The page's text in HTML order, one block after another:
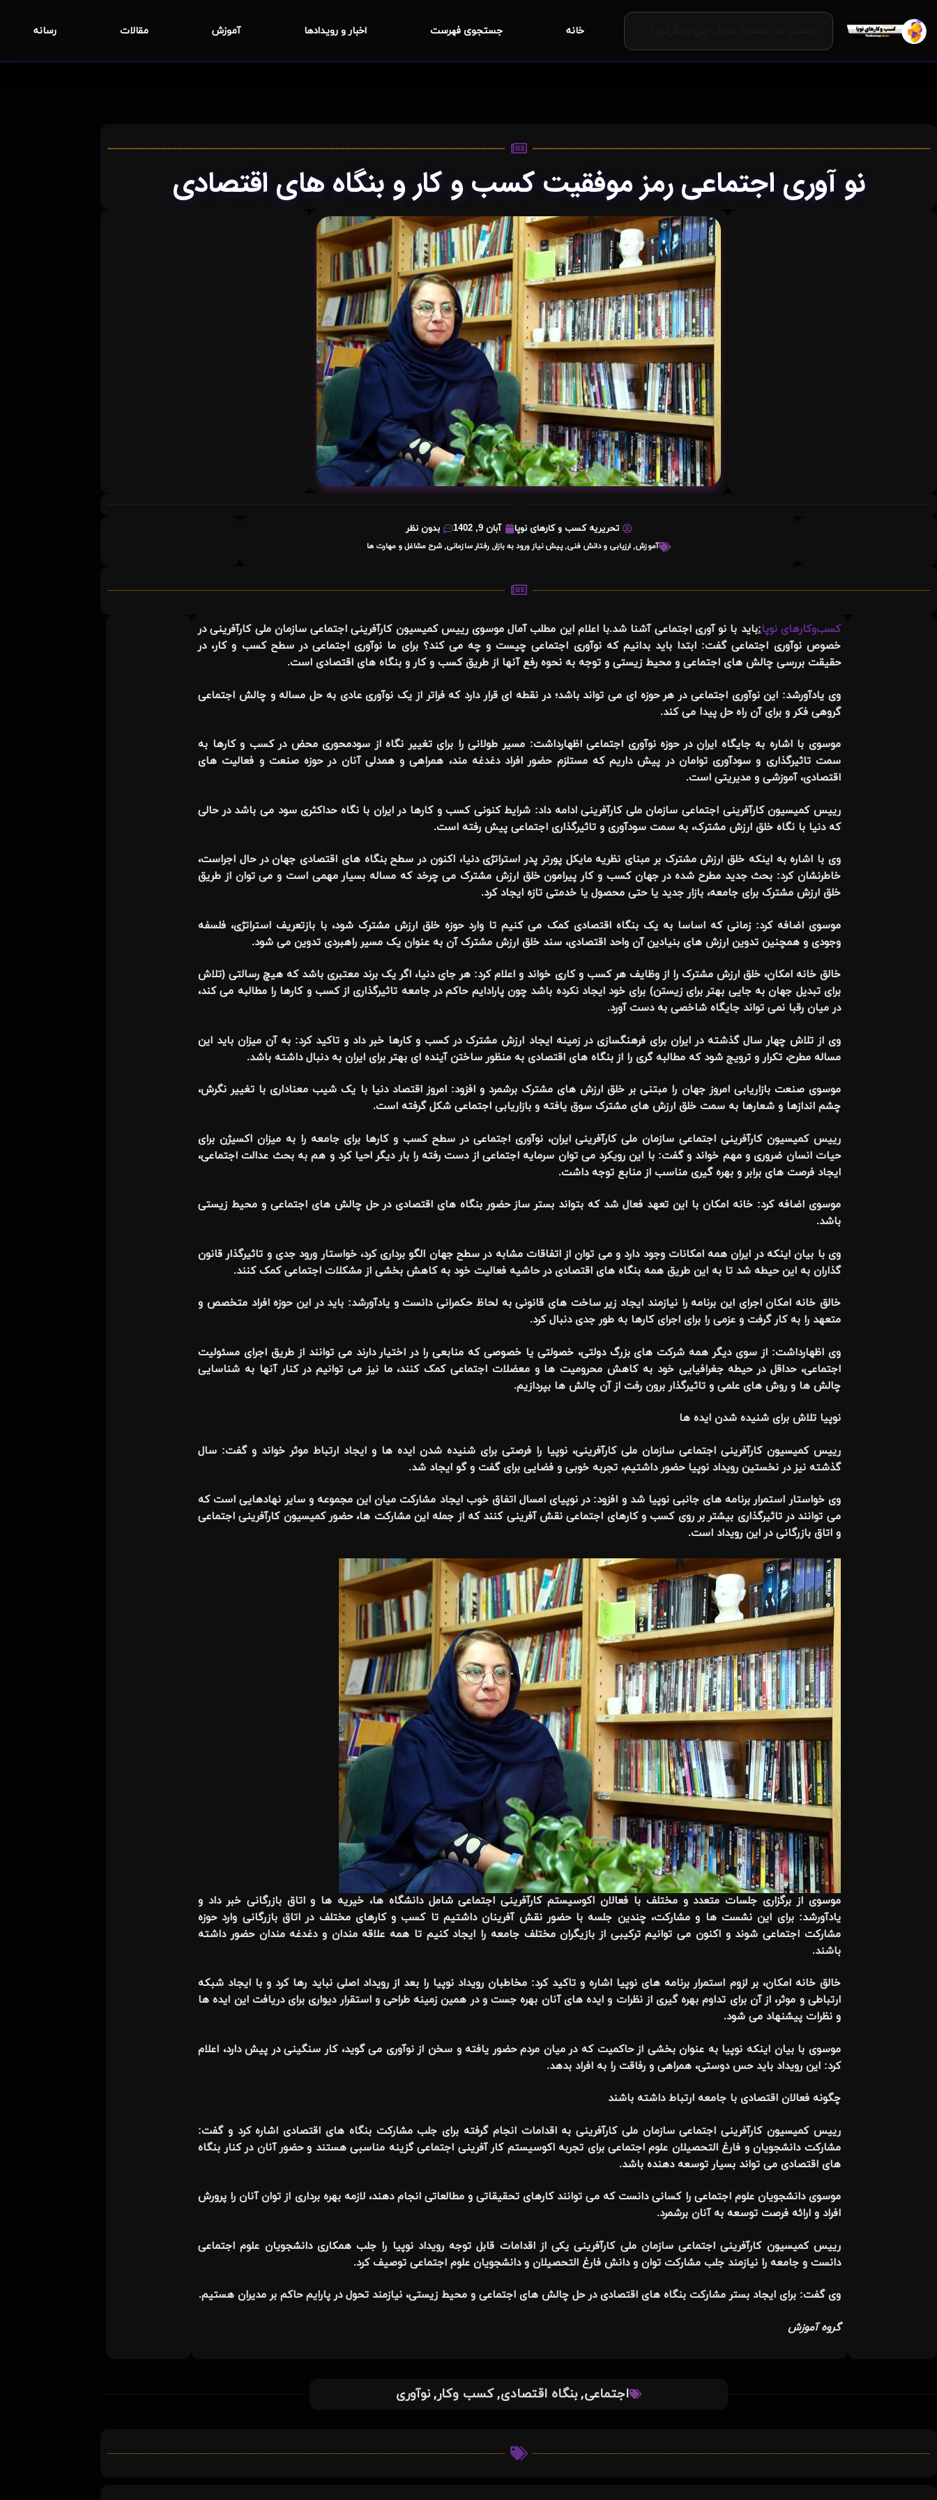
خانه جستجوی فهرست اخبار و رویدادها آموزش مقالات رسانه
نو آوری اجتماعی رمز موفقیت کسب و کار و بنگاه های اقتصادی
تحریریه کسب و کارهای نوپا آبان 9, 1402 بدون نظر
آموزش,ارزیابی و دانش فنی,پیش نیاز ورود به بازار,رفتار سازمانی,شرح مشاغل و مهارت ها
کسب‌وکارهای نوپا:باید با نو آوری اجتماعی آشنا شد.با اعلام این مطلب آمال موسوی رییس کمیسیون کارآفرینی اجتماعی سازمان ملی کارآفرینی در
خصوص نوآوری اجتماعی گفت: ابتدا باید بدانیم که نوآوری اجتماعی چیست و چه می کند؟ برای ما نوآوری اجتماعی در سطح کسب و کار، در
حقیقت بررسی چالش های اجتماعی و محیط زیستی و توجه به نحوه رفع آنها از طریق کسب و کار و بنگاه های اقتصادی است.
وی یادآورشد: این نوآوری اجتماعی در هر حوزه ای می تواند باشد؛ در نقطه ای قرار دارد که فراتر از یک نوآوری عادی به حل مساله و چالش اجتماعی
گروهی فکر و برای آن راه حل پیدا می کند.
موسوی با اشاره به جایگاه ایران در حوزه نوآوری اجتماعی اظهارداشت: مسیر طولانی را برای تغییر نگاه از سودمحوری محض در کسب و کارها به
سمت تاثیرگذاری و سودآوری توامان در پیش داریم که مستلزم حضور افراد دغدغه مند، همراهی و همدلی آنان در حوزه صنعت و فعالیت های
اقتصادی، آموزشی و مدیریتی است.
رییس کمیسیون کارآفرینی اجتماعی سازمان ملی کارآفرینی ادامه داد: شرایط کنونی کسب و کارها در ایران با نگاه حداکثری سود می باشد در حالی
که دنیا با نگاه خلق ارزش مشترک، به سمت سودآوری و تاثیرگذاری اجتماعی پیش رفته است.
وی با اشاره به اینکه خلق ارزش مشترک بر مبنای نظریه مایکل پورتر پدر استراتژی دنیا، اکنون در سطح بنگاه های اقتصادی جهان در حال اجراست،
خاطرنشان کرد: بحث جدید مطرح شده در جهان کسب و کار پیرامون خلق ارزش مشترک می چرخد که مساله بسیار مهمی است و می توان از طریق
خلق ارزش مشترک برای جامعه، بازار جدید یا حتی محصول یا خدمتی تازه ایجاد کرد.
موسوی اضافه کرد: زمانی که اساسا به یک بنگاه اقتصادی کمک می کنیم تا وارد حوزه خلق ارزش مشترک شود، با بازتعریف استراتژی، فلسفه
وجودی و همچنین تدوین ارزش های بنیادین آن واحد اقتصادی، سند خلق ارزش مشترک آن به عنوان یک مسیر راهبردی تدوین می شود.
خالق خانه امکان، خلق ارزش مشترک را از وظایف هر کسب و کاری خواند و اعلام کرد: هر جای دنیا، اگر یک برند معتبری باشد که هیچ رسالتی (تلاش
برای تبدیل جهان به جایی بهتر برای زیستن) برای خود ایجاد نکرده باشد چون پارادایم حاکم در جامعه تاثیرگذاری از کسب و کارها را مطالبه می کند،
در میان رقبا نمی تواند جایگاه شاخصی به دست آورد.
وی از تلاش چهار سال گذشته در ایران برای فرهنگسازی در زمینه ایجاد ارزش مشترک در کسب و کارها خبر داد و تاکید کرد: به آن میزان باید این
مساله مطرح، تکرار و ترویج شود که مطالبه گری را از بنگاه های اقتصادی به منظور ساختن آینده ای بهتر برای ایران به دنبال داشته باشد.
موسوی صنعت بازاریابی امروز جهان را مبتنی بر خلق ارزش های مشترک برشمرد و افزود: امروز اقتصاد دنیا با یک شیب معناداری با تغییر نگرش،
چشم اندازها و شعارها به سمت خلق ارزش های مشترک سوق یافته و بازاریابی اجتماعی شکل گرفته است.
رییس کمیسیون کارآفرینی اجتماعی سازمان ملی کارآفرینی ایران، نوآوری اجتماعی در سطح کسب و کارها برای جامعه را به میزان اکسیژن برای
حیات انسان ضروری و مهم خواند و گفت: با این رویکرد می توان سرمایه اجتماعی از دست رفته را بار دیگر احیا کرد و هم به بحث عدالت اجتماعی،
ایجاد فرصت های برابر و بهره گیری مناسب از منابع توجه داشت.
موسوی اضافه کرد: خانه امکان با این تعهد فعال شد که بتواند بستر ساز حضور بنگاه های اقتصادی در حل چالش های اجتماعی و محیط زیستی
باشد.
وی با بیان اینکه در ایران همه امکانات وجود دارد و می توان از اتفاقات مشابه در سطح جهان الگو برداری کرد، خواستار ورود جدی و تاثیرگذار قانون
گذاران به این حیطه شد تا به این طریق همه بنگاه های اقتصادی در حاشیه فعالیت خود به کاهش بخشی از مشکلات اجتماعی کمک کنند.
خالق خانه امکان اجرای این برنامه را نیازمند ایجاد زیر ساخت های قانونی به لحاظ حکمرانی دانست و یادآورشد: باید در این حوزه افراد متخصص و
متعهد را به کار گرفت و عزمی را برای اجرای کارها به طور جدی دنبال کرد.
وی اظهارداشت: از سوی دیگر همه شرکت های بزرگ دولتی، خصولتی یا خصوصی که منابعی را در اختیار دارند می توانند از طریق اجرای مسئولیت
اجتماعی، حداقل در حیطه جغرافیایی خود به کاهش محرومیت ها و معضلات اجتماعی کمک کنند، ما نیز می توانیم در کنار آنها به شناسایی
چالش ها و روش های علمی و تاثیرگذار برون رفت از آن چالش ها بپردازیم.
نوپیا تلاش برای شنیده شدن ایده ها
رییس کمیسیون کارآفرینی اجتماعی سازمان ملی کارآفرینی، نوپیا را فرصتی برای شنیده شدن ایده ها و ایجاد ارتباط موثر خواند و گفت: سال
گذشته نیز در نخستین رویداد نوپیا حضور داشتیم، تجربه خوبی و فضایی برای گفت و گو ایجاد شد.
وی خواستار استمرار برنامه های جانبی نوپیا شد و افزود: در نوپیای امسال اتفاق خوب ایجاد مشارکت میان این مجموعه و سایر نهادهایی است که
می توانند در تاثیرگذاری بیشتر بر روی کسب و کارهای اجتماعی نقش آفرینی کنند که از جمله این مشارکت ها، حضور کمیسیون کارآفرینی اجتماعی
و اتاق بازرگانی در این رویداد است.
موسوی از برگزاری جلسات متعدد و مختلف با فعالان اکوسیستم کارآفرینی اجتماعی شامل دانشگاه ها، خیریه ها و اتاق بازرگانی خبر داد و
یادآورشد: برای این نشست ها و مشارکت، چندین جلسه با حضور نقش آفرینان داشتیم تا کسب و کارهای مختلف در اتاق بازرگانی وارد حوزه
مشارکت اجتماعی شوند و اکنون می توانیم ترکیبی از بازیگران مختلف جامعه را ایجاد کنیم تا همه علاقه مندان و دغدغه مندان حضور داشته
باشند.
خالق خانه امکان، بر لزوم استمرار برنامه های نوپیا اشاره و تاکید کرد: مخاطبان رویداد نوپیا را بعد از رویداد اصلی نباید رها کرد و با ایجاد شبکه
ارتباطی و موثر، از آن برای تداوم بهره گیری از نظرات و ایده های آنان بهره جست و در همین زمینه طراحی و استقرار دیواری برای دریافت این ایده ها
و نظرات پیشنهاد می شود.
موسوی با بیان اینکه نوپیا به عنوان بخشی از حاکمیت که در میان مردم حضور یافته و سخن از نوآوری می گوید، کار سنگینی در پیش دارد، اعلام
کرد: این رویداد باید حس دوستی، همراهی و رفاقت را به افراد بدهد.
چگونه فعالان اقتصادی با جامعه ارتباط داشته باشند
رییس کمیسیون کارآفرینی اجتماعی سازمان ملی کارآفرینی به اقدامات انجام گرفته برای جلب مشارکت بنگاه های اقتصادی اشاره کرد و گفت:
مشارکت دانشجویان و فارغ التحصیلان علوم اجتماعی برای تجربه اکوسیستم کار آفرینی اجتماعی گزینه مناسبی هستند و حضور آنان در کنار بنگاه
های اقتصادی می تواند بسیار توسعه دهنده باشد.
موسوی دانشجویان علوم اجتماعی را کسانی دانست که می توانند کارهای تحقیقاتی و مطالعاتی انجام دهند، لازمه بهره برداری از توان آنان را پرورش
افراد و ارائه فرصت توسعه به آنان برشمرد.
رییس کمیسیون کارآفرینی اجتماعی سازمان ملی کارآفرینی یکی از اقدامات قابل توجه رویداد نوپیا را جلب همکاری دانشجویان علوم اجتماعی
دانست و جامعه را نیازمند جلب مشارکت توان و دانش فارغ التحصیلان و دانشجویان علوم اجتماعی توصیف کرد.
وی گفت: برای ایجاد بستر مشارکت بنگاه های اقتصادی در حل چالش های اجتماعی و محیط زیستی، نیازمند تحول در پارایم حاکم بر مدیران هستیم.
گروه آموزش
اجتماعی,بنگاه اقتصادی,کسب وکار,نوآوری